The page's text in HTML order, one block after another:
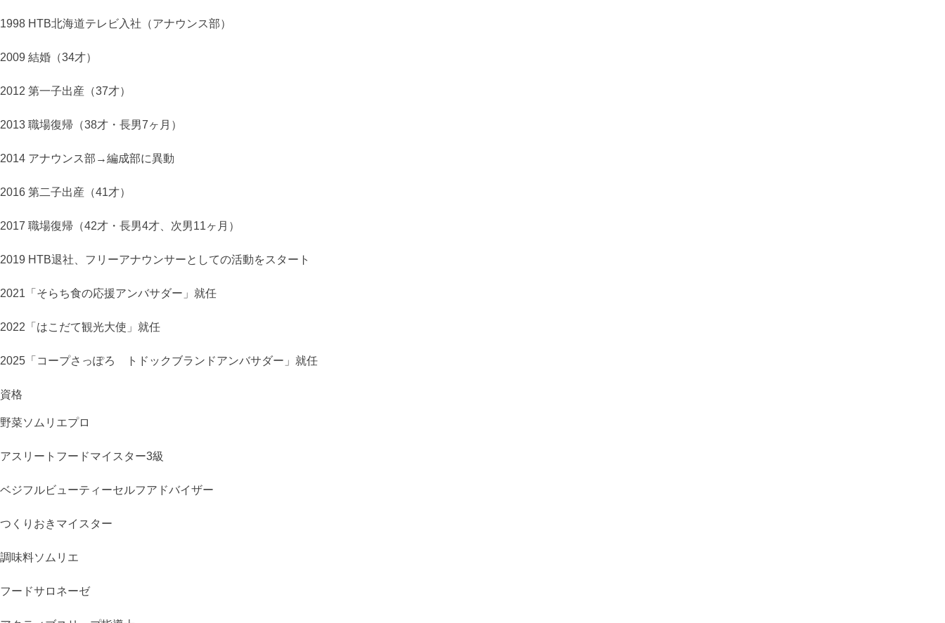
1998 HTB北海道テレビ入社（アナウンス部）
2009 結婚（34才）
2012 第一子出産（37才）
2013 職場復帰（38才・長男7ヶ月）
2014 アナウンス部→編成部に異動
2016 第二子出産（41才）
2017 職場復帰（42才・長男4才、次男11ヶ月）
2019 HTB退社、フリーアナウンサーとしての活動をスタート
2021 「そらち食の応援アンバサダー」就任
2022 「はこだて観光大使」就任
2025 「コープさっぽろ トドックブランドアンバサダー」就任
資格
野菜ソムリエプロ
アスリートフードマイスター3級
ベジフルビューティーセルフアドバイザー
つくりおきマイスター
調味料ソムリエ
フードサロネーゼ